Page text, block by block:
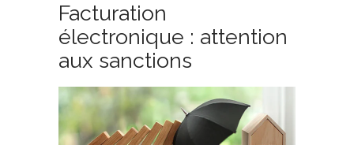
Facturation
électronique : attention
aux sanctions